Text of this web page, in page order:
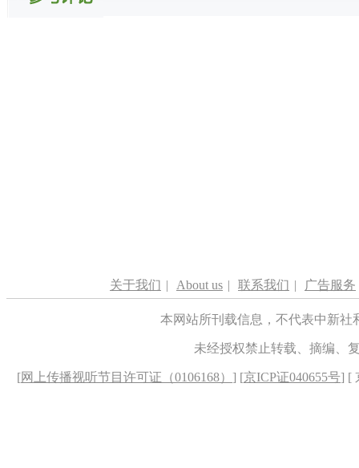
关于我们 | About us | 联系我们 | 广告服务
本网站所刊载信息，不代表中新
未经授权禁止转载、摘编、
[网上传播视听节目许可证（0106168） ] [京ICP证040655号] [